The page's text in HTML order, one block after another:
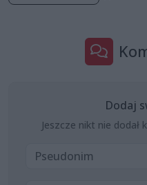
Dodaj
Jeszcze nikt nie